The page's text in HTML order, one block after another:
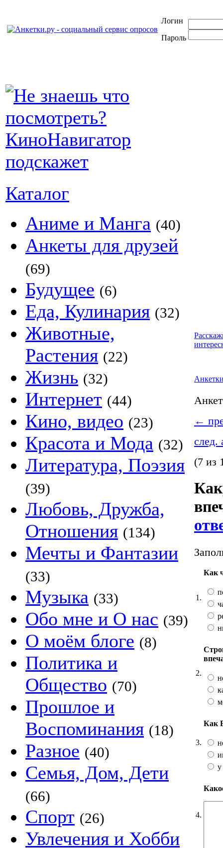
Логин
Пароль
Каталог
Аниме и Манга (40)
Анкеты для друзей
(69)
Будущее (6)
Еда, Кулинария (32)
Животные,
Растения (22)
Жизнь (32)
Интернет (44)
Кино, видео (23)
Красота и Мода (32)
Литература, Поэзия
(39)
Любовь, Дружба,
Отношения (134)
Мечты и Фантазии
(33)
Музыка (33)
Обо мне и О нас (39)
О моём блоге (8)
Политика и
Общество (70)
Прошлое и
Воспоминания (18)
Разное (40)
Семья, Дом, Дети
(66)
Спорт (26)
Увлечения и Хобби
←
след.
(7 из
1.
Как
2.
3.
Как
у
4.